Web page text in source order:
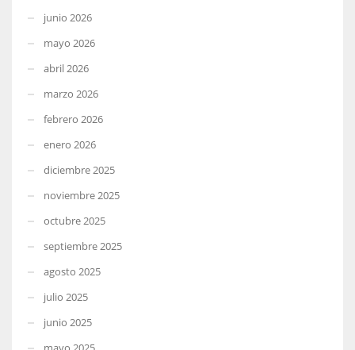
junio 2026
mayo 2026
abril 2026
marzo 2026
febrero 2026
enero 2026
diciembre 2025
noviembre 2025
octubre 2025
septiembre 2025
agosto 2025
julio 2025
junio 2025